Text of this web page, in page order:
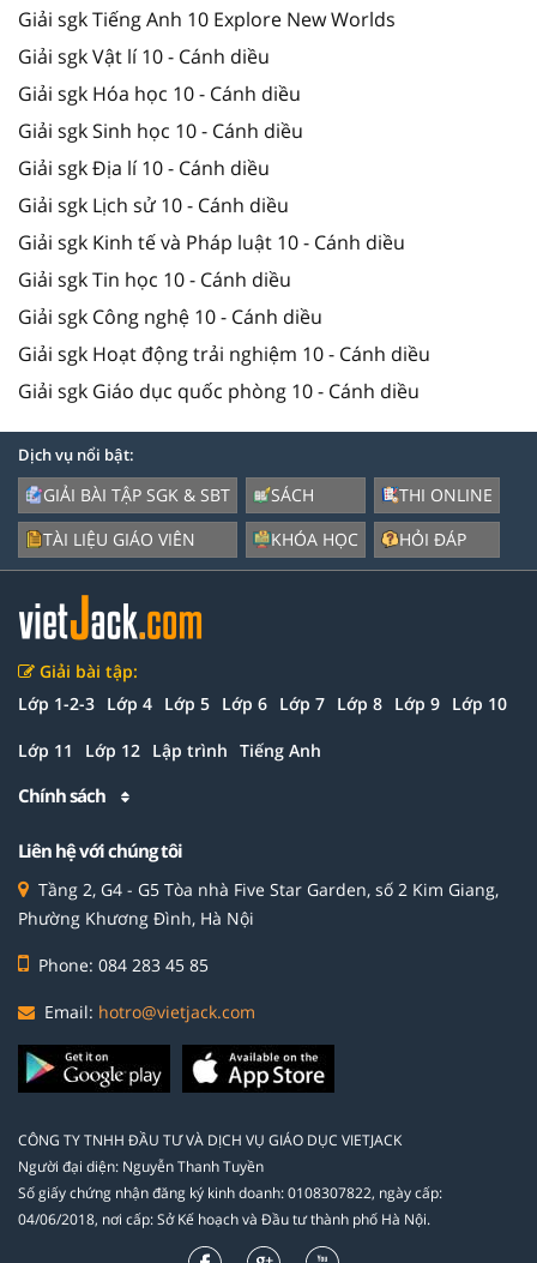
Giải sgk Tiếng Anh 10 Explore New Worlds
Giải sgk Vật lí 10 - Cánh diều
Giải sgk Hóa học 10 - Cánh diều
Giải sgk Sinh học 10 - Cánh diều
Giải sgk Địa lí 10 - Cánh diều
Giải sgk Lịch sử 10 - Cánh diều
Giải sgk Kinh tế và Pháp luật 10 - Cánh diều
Giải sgk Tin học 10 - Cánh diều
Giải sgk Công nghệ 10 - Cánh diều
Giải sgk Hoạt động trải nghiệm 10 - Cánh diều
Giải sgk Giáo dục quốc phòng 10 - Cánh diều
Dịch vụ nổi bật:
GIẢI BÀI TẬP SGK & SBT
TÀI LIỆU GIÁO VIÊN
SÁCH
KHÓA HỌC
THI ONLINE
HỎI ĐÁP
Giải bài tập:
Lớp 1-2-3 Lớp 4 Lớp 5 Lớp 6 Lớp 7 Lớp 8 Lớp 9 Lớp 10
Lớp 11 Lớp 12 Lập trình Tiếng Anh
Chính sách
Liên hệ với chúng tôi
Tầng 2, G4 - G5 Tòa nhà Five Star Garden, số 2 Kim Giang,
Phường Khương Đình, Hà Nội
Phone: 084 283 45 85
Email: hotro@vietjack.com
CÔNG TY TNHH ĐẦU TƯ VÀ DỊCH VỤ GIÁO DỤC VIETJACK
Người đại diện: Nguyễn Thanh Tuyền
Số giấy chứng nhận đăng ký kinh doanh: 0108307822, ngày cấp:
04/06/2018, nơi cấp: Sở Kế hoạch và Đầu tư thành phố Hà Nội.